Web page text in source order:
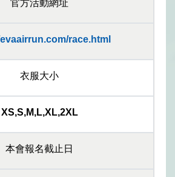
官方活動網址
race.html
衣服大小
XS,S,M,L,XL,2XL
本會報名截止日